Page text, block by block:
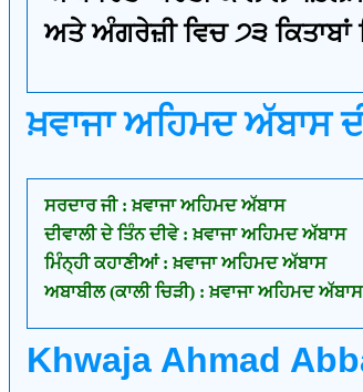
ਅਤੇ ਅੰਗਰੇਜ਼ੀ ਵਿਚ ੭੩
ਖ਼ਵਾਜਾ ਅਹਿਮਦ ਅੱਬਾਸ
ਸਰਦਾਰ ਜੀ : ਖ਼ਵਾਜਾ ਅਹਿਮਦ ਅੱਬਾਸ
ਦੀਵਾਲੀ ਦੇ ਤਿੰਨ ਦੀਵੇ : ਖ਼ਵਾਜਾ ਅਹਿਮਦ ਅੱਬਾਸ
ਮਿੰਨ੍ਹੀ ਕਹਾਣੀਆਂ : ਖ਼ਵਾਜਾ ਅਹਿਮਦ ਅੱਬਾਸ
ਅਬਾਬੀਲ (ਕਾਲੀ ਚਿੜੀ) : ਖ਼ਵਾਜਾ ਅਹਿਮਦ ਅੱਬਾਸ
Khwaja Ahmad